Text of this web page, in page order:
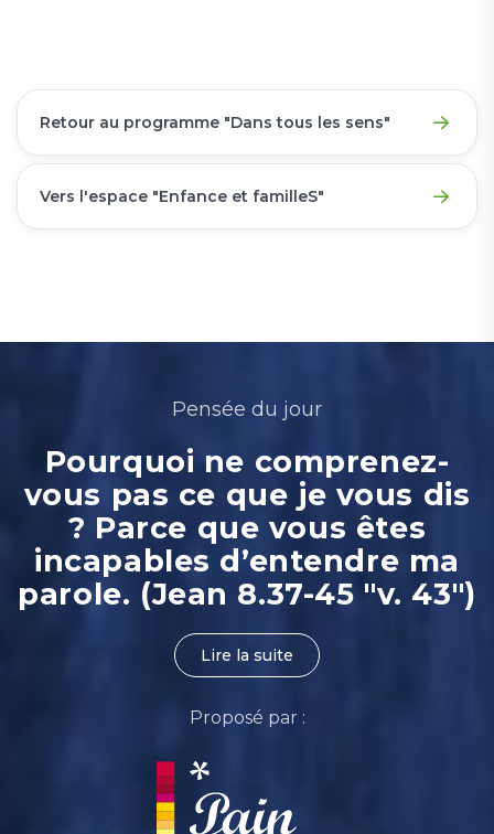
Retour au programme "Dans tous les sens"
Vers l'espace "Enfance et familleS"
Pensée du jour
Pourquoi ne comprenez-
vous pas ce que je vous dis
? Parce que vous êtes
incapables d’entendre ma
parole. (Jean 8.37-45 "v. 43")
Lire la suite
Proposé par :